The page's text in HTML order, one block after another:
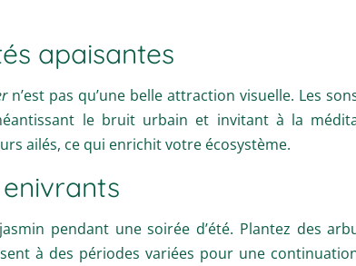
apaisantes
n’est pas qu’une belle attraction visuelle. Les
le bruit urbain et invitant à la
ailés, ce qui enrichit votre écosystème.
pendant une soirée d’été. Plantez des
à des périodes variées pour une